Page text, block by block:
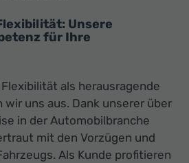
Unsere
für Ihre
als herausragende
wir uns aus. Dank unserer über
in der Automobilbranche
mit den Vorzügen und
Als Kunde profitieren